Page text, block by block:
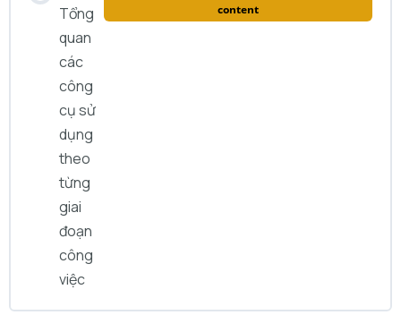
Tổng
quan
các
công
cụ sử
dụng
theo
từng
giai
đoạn
công
việc
content